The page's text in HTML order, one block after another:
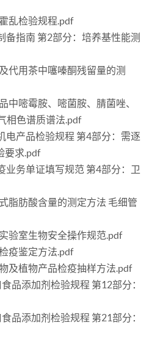
乱检验规程.pdf
备指南 第2部分：培养基性能测
代用茶中噻嗪酮残留量的测
中嘧霉胺、嘧菌胺、腈菌唑、
相色谱质谱法.pdf
电产品检验规程 第4部分：需逐
要求.pdf
业务单证填写规范 第4部分：卫
脂肪酸含量的测定方法 毛细管
验室生物安全操作规范.pdf
疫鉴定方法.pdf
及植物产品检疫抽样方法.pdf
品添加剂检验规程 第12部分：
品添加剂检验规程 第21部分：